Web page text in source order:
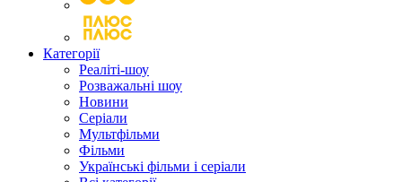
Категорії
Реаліті-шоу
Розважальні шоу
Новини
Серіали
Мультфільми
Фільми
Українські фільми і серіали